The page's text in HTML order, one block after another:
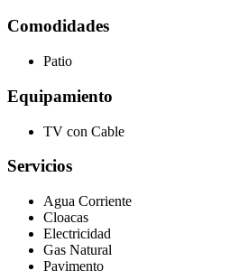
Comodidades
Patio
Equipamiento
TV con Cable
Servicios
Agua Corriente
Cloacas
Electricidad
Gas Natural
Pavimento